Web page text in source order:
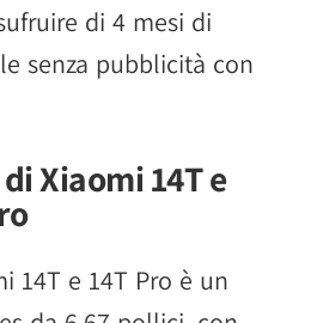
di 4 mesi di
senza pubblicità con
Xiaomi 14T e
14T e 14T Pro è un